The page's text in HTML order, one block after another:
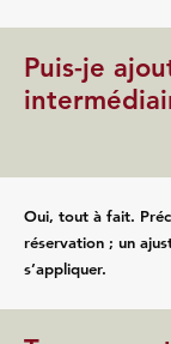
Puis-je
Oui, tout à fait.
réservation ; un
s’appliquer.